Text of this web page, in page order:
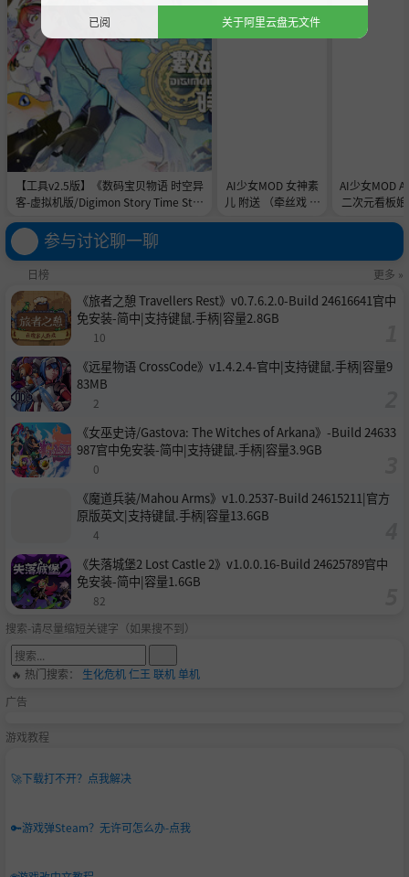
【工具v2.5版】《数码宝贝物语 时空异
客-虚拟机版/Digimon Story Time Stra
官中免安装-简中31.1GB
AI少女MOD 女神素
儿 附送 （牵丝戏 舞
AI少女MOD A
二次元看板
参与讨论聊一聊
日榜 更多 »
《旅者之憩 Travellers Rest》v0.7.6.2.0-Build 24616641官中
免安装-简中|支持键鼠.手柄|容量2.8GB
10
《远星物语 CrossCode》v1.4.2.4-官中|支持键鼠.手柄|容量9
83MB
2
《女巫史诗/Gastova: The Witches of Arkana》-Build 24633
987官中免安装-简中|支持键鼠.手柄|容量3.9GB
0
《魔道兵装/Mahou Arms》v1.0.2537-Build 24615211|官方
原版英文|支持键鼠.手柄|容量13.6GB
4
《失落城堡2 Lost Castle 2》v1.0.0.16-Build 24625789官中
免安装-简中|容量1.6GB
82
搜索-请尽量缩短关键字（如果搜不到）
🔥 热门搜索： 生化危机仁王 联机单机
广告
游戏教程
🚀下载打不开？点我解决
🔑游戏弹Steam？无许可怎么办-点我
已阅
关于阿里云盘无文件